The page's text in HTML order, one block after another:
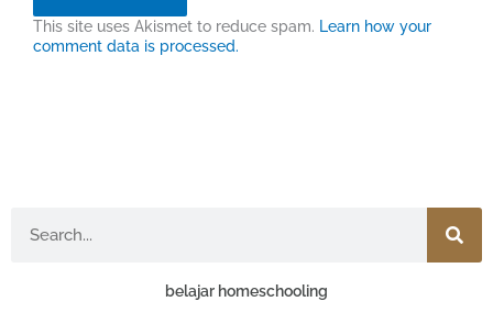
This site uses Akismet to reduce spam. Learn how your
comment data is processed.
belajar homeschooling